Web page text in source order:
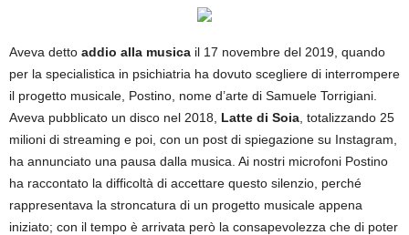
Aveva detto addio alla musica il 17 novembre del 2019, quando
per la specialistica in psichiatria ha dovuto scegliere di interrompere
il progetto musicale, Postino, nome d’arte di Samuele Torrigiani.
Aveva pubblicato un disco nel 2018, Latte di Soia , totalizzando 25
milioni di streaming e poi, con un post di spiegazione su Instagram,
ha annunciato una pausa dalla musica. Ai nostri microfoni Postino
ha raccontato la difficoltà di accettare questo silenzio, perché
rappresentava la stroncatura di un progetto musicale appena
iniziato; con il tempo è arrivata però la consapevolezza che di poter